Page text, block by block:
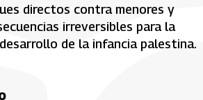
directos contra menores y
irreversibles para la
de la infancia palestina.